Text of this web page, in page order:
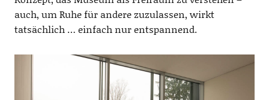
auch, um Ruhe für andere zuzulassen, wirkt
tatsächlich … einfach nur entspannend.